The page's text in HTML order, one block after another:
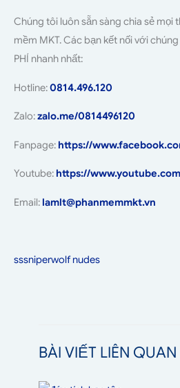
Chúng tôi luôn sẵn sàng chia sẻ mọi
mềm MKT. Các bạn kết nối với
PHÍ nhanh nhất:
Hotline:0814.496.120
Zalo:zalo.me/0814496120
Fanpage: https://
Youtube: https://
Email: lamlt@phanmemmkt.vn
sssniperwolf nudes
BÀI VIẾT LIÊN QUAN